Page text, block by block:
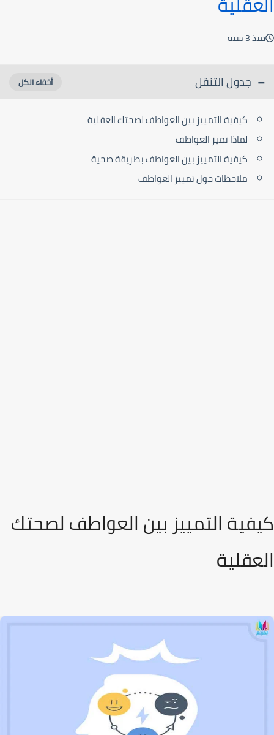
منذ 3 سنة
جدول التنقل
كيفية التمييز بين العواطف لصحتك العقلية
لماذا تميز العواطف
كيفية التمييز بين العواطف بطريقة صحية
ملاحظات حول تمييز العواطف
كيفية التمييز بين العواطف لصحتك
العقلية